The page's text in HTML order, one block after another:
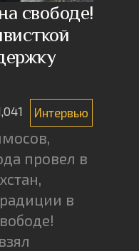
свободе!
Интервью
провел в
в